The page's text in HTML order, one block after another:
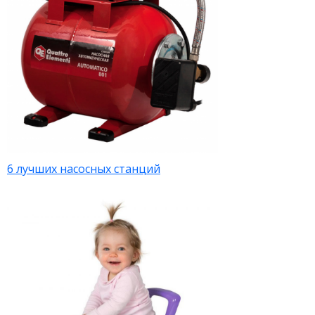
6 лучших насосных станций